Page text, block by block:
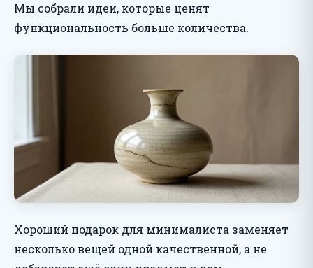
Мы собрали идеи, которые ценят
функциональность больше количества.
Хороший подарок для минималиста заменяет
несколько вещей одной качественной, а не